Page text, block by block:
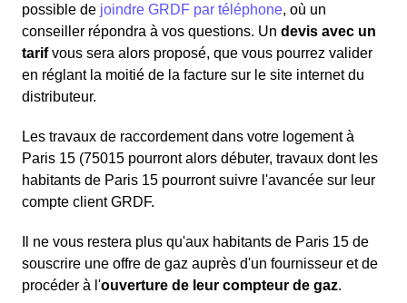
possible de joindre GRDF par téléphone, où un
conseiller répondra à vos questions. Un devis avec un
tarifvous sera alors proposé, que vous pourrez valider
en réglant la moitié de la facture sur le site internet du
distributeur.
Les travaux de raccordement dans votre logement à
Paris 15 (75015 pourront alors débuter, travaux dont les
habitants de Paris 15 pourront suivre l'avancée sur leur
compte client GRDF.
Il ne vous restera plus qu'aux habitants de Paris 15 de
souscrire une offre de gaz auprès d'un fournisseur et de
procéder à l'ouverture de leur compteur de gaz.